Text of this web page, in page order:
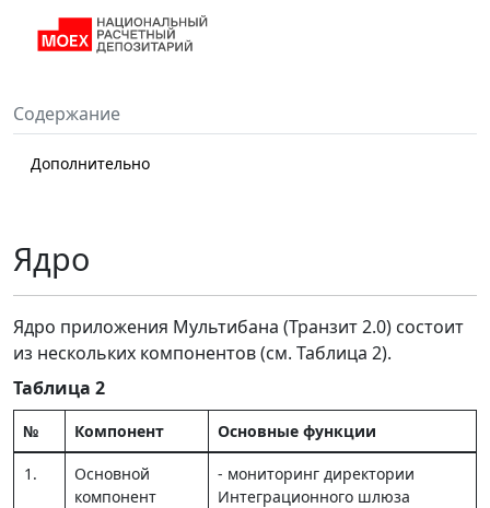
Содержание
Дополнительно
Ядро
Ядро приложения Мультибана (Транзит 2.0) состоит
из нескольких компонентов (см. Таблица 2).
Таблица 2
№ Компонент Основные функции
1.
Основной
компонент
- мониторинг директории
Интеграционного шлюза